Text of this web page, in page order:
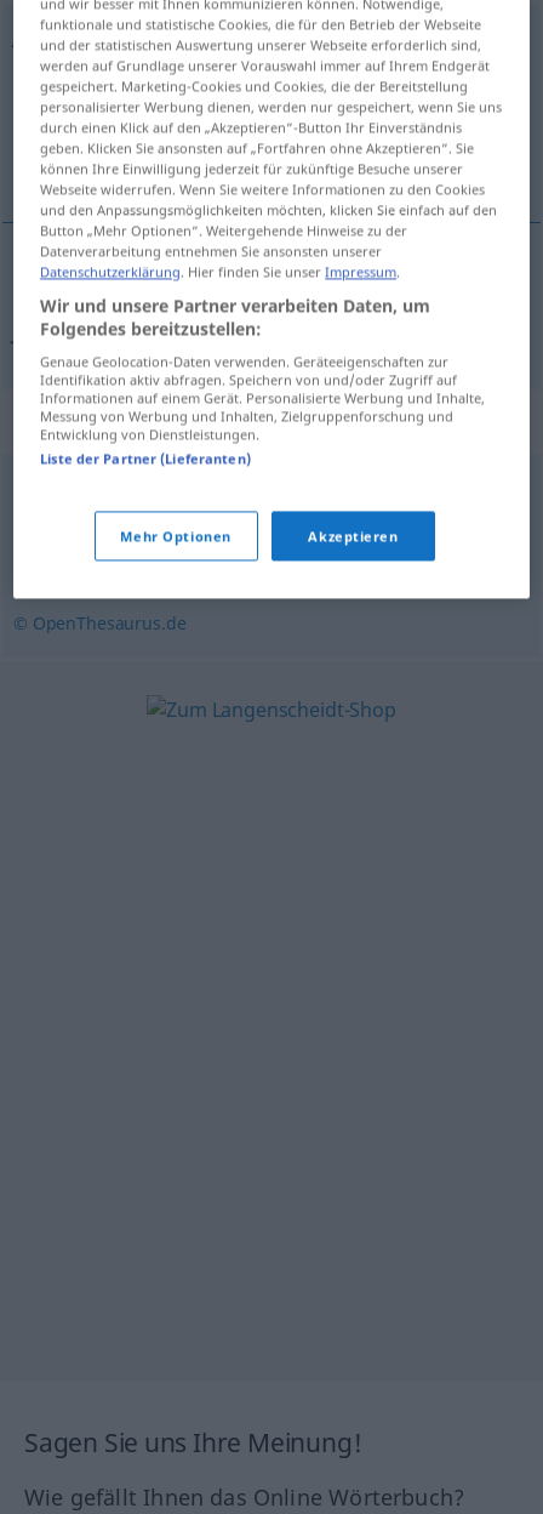
Jahresabschlussm <Jahresabschlusses;-schlüsse>
Übersicht aller Übersetzungen
(Für mehr Details die Übersetzung anklicken/antippen)
balance anual
Jahresabschluss HANDEL
Synonyme für "Jahresabschluss"
,Bilanzaufstellung Bilanz,Erfolg
© OpenThesaurus.de
Sagen Sie uns Ihre Meinung!
Wie gefällt Ihnen das Online Wörterbuch?
funktionale und statistische Cookies, die für den Betrieb der Webseite
und der statistischen Auswertung unserer Webseite erforderlich sind,
werden auf Grundlage unserer Vorauswahl immer auf Ihrem Endgerät
gespeichert. Marketing-Cookies und Cookies, die der Bereitstellung
personalisierter Werbung dienen, werden nur gespeichert, wenn Sie uns
durch einen Klick auf den „Akzeptieren“-Button Ihr Einverständnis
geben. Klicken Sie ansonsten auf „Fortfahren ohne Akzeptieren“. Sie
können Ihre Einwilligung jederzeit für zukünftige Besuche unserer
Webseite widerrufen. Wenn Sie weitere Informationen zu den Cookies
und den Anpassungsmöglichkeiten möchten, klicken Sie einfach auf den
Button „Mehr Optionen“. Weitergehende Hinweise zu der
Datenverarbeitung entnehmen Sie ansonsten unserer
Datenschutzerklärung. Hier finden Sie unserImpressum.
Wir und unsere Partner verarbeiten Daten, um
Folgendes bereitzustellen:
Genaue Geolocation-Daten verwenden. Geräteeigenschaften zur
Identifikation aktiv abfragen. Speichern von und/oder Zugriff auf
Informationen auf einem Gerät. Personalisierte Werbung und Inhalte,
Messung von Werbung und Inhalten, Zielgruppenforschung und
Entwicklung von Dienstleistungen.
Liste der Partner (Lieferanten)
Mehr Optionen Akzeptieren